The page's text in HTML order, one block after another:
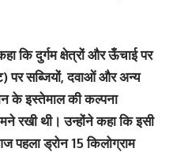
कि दुर्गम क्षेत्रों और ऊँचाई पर
पर सब्जियों, दवाओं और अन्य
के इस्तेमाल की कल्पना
रखी थी। उन्होंने कहा कि इसी
पहला ड्रोन 15 किलोग्राम